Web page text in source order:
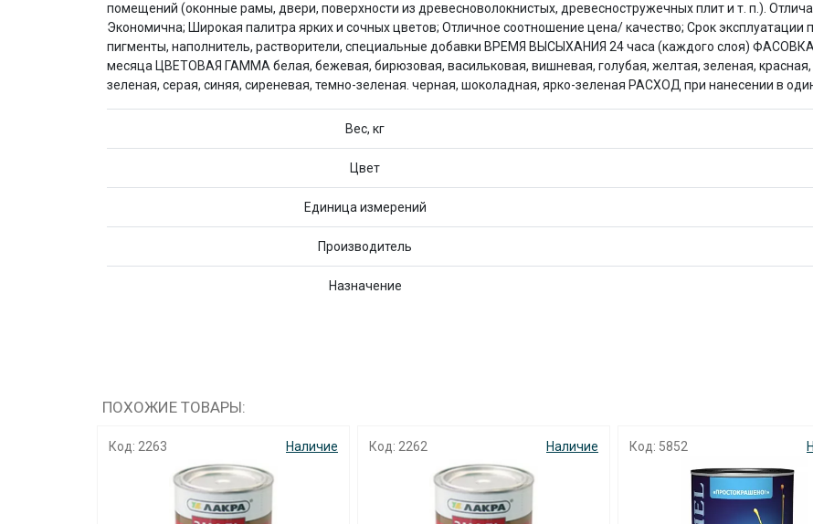
помещений (оконные рамы, двери, поверхности из древесноволокнистых, древесностружечных плит и т. п.).
Экономична; Широкая палитра ярких и сочных цветов; Отличное соотношение цена/ качество; Срок
пигменты, наполнитель, растворители, специальные добавки ВРЕМЯ ВЫСЫХАНИЯ 24 часа (каждого слоя) ФАСОВКА
месяца ЦВЕТОВАЯ ГАММА белая, бежевая, бирюзовая, васильковая, вишневая, голубая, желтая, зеленая, красная,
зеленая, серая, синяя, сиреневая, темно-зеленая. черная, шоколадная, ярко-зеленая РАСХОД при нанесении в
Вес, кг
Цвет
Единица измерений
Производитель
Назначение
ПОХОЖИЕ ТОВАРЫ:
Код: 2262 Наличие Код: 5852 Наличие Код: 3466
Получайте товарвыбранный способом
Оставшиеся75% будутсписываться
plait.ru